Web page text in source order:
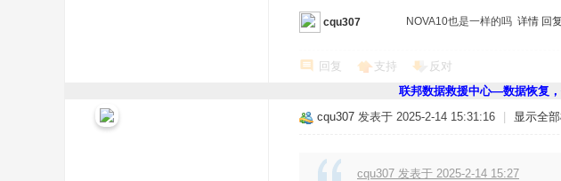
cqu307 NOVA10也是一样的吗 详情 回复
回复 支持 反对
联邦数据救援中心—数据恢复
cqu307 发表于 2025-2-14 15:31:16 显示全
cqu307 发表于 2025-2-14 15:27